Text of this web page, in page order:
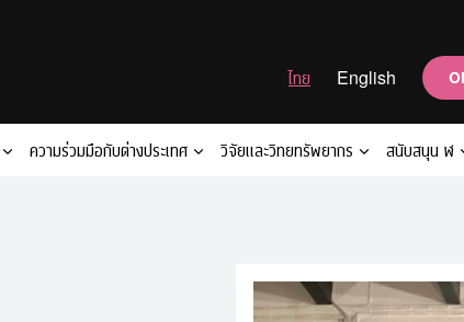
ไทย English
ความร่วมมือกับต่างประเทศ วิจัยและวิทยทรัพยากร สนับสนุน ฬ